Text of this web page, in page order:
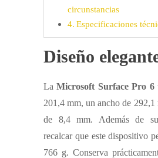
circunstancias
Especificaciones
Diseño
LaMicrosoft Surface Pro 6
201,4 mm, un ancho de
de 8,4 mm. Además de
recalcar que este dispositivo
766 g. Conserva